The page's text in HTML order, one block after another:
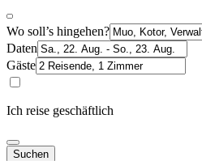
Wo soll’s hingehen?
Daten
Gäste
Ich reise geschäftlich
Suchen